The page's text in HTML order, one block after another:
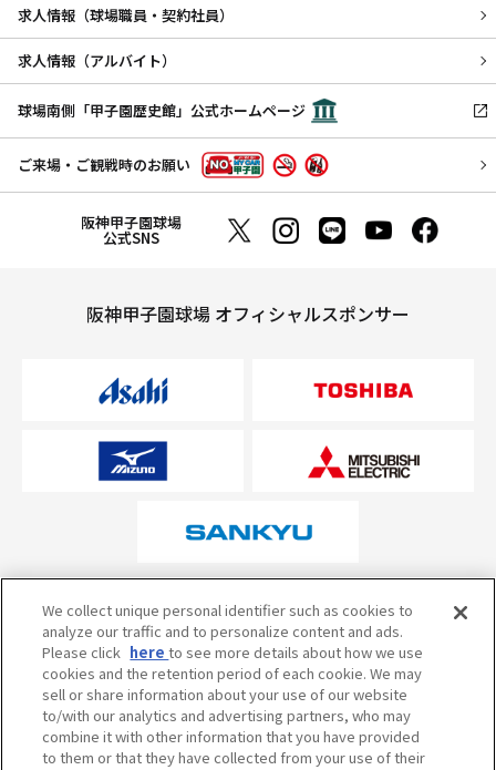
求人情報（球場職員・契約社員）
求人情報（アルバイト）
球場南側「甲子園歴史館」公式ホームページ
ご来場・ご観戦時のお願い
阪神甲子園球場
公式SNS
阪神甲子園球場 オフィシャルスポンサー
オフィシャルスポンサーについて
試合の予定・状況・結果のお問い合わせ
阪神甲子園球場テレフォンサービス
050-5527-2512
We collect unique personal identifier such as cookies to
analyze our traffic and to personalize content and ads.
Please click hereto see more details about how we use
cookies and the retention period of each cookie. We may
sell or share information about your use of our website
to/with our analytics and advertising partners, who may
combine it with other information that you have provided
to them or that they have collected from your use of their